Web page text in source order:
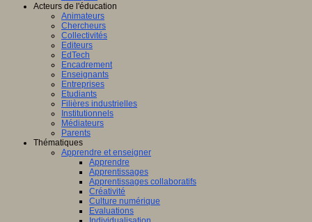
Acteurs de l'éducation
Animateurs
Chercheurs
Collectivités
Editeurs
EdTech
Encadrement
Enseignants
Entreprises
Etudiants
Filières industrielles
Institutionnels
Médiateurs
Parents
Thématiques
Apprendre et enseigner
Apprendre
Apprentissages
Apprentissages collaboratifs
Créativité
Culture numérique
Evaluations